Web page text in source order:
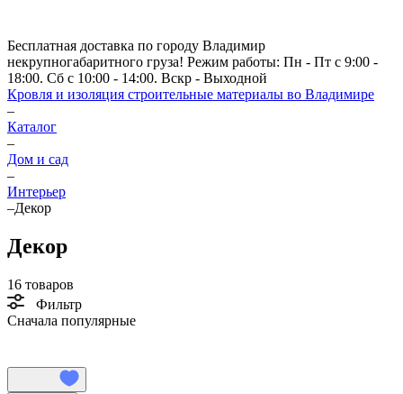
Бесплатная доставка по городу Владимир
некрупногабаритного груза! Режим работы: Пн - Пт с 9:00 -
18:00. Сб с 10:00 - 14:00. Вскр - Выходной
Кровля и изоляция строительные материалы во Владимире
–
Каталог
–
Дом и сад
–
Интерьер
–Декор
Декор
16 товаров
Фильтр
Сначала популярные